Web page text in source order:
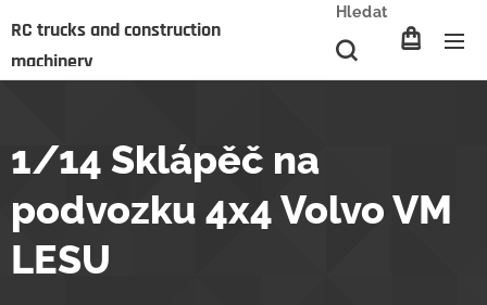
RC trucks and construction
machinery
Hledat
1/14 Sklápěč na
podvozku 4x4 Volvo VM
LESU